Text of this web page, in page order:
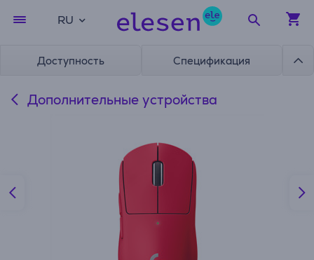
RU
Доступность Спецификация
Дополнительные устройства